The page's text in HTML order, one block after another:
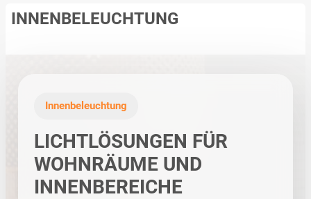
INNENBELEUCHTUNG
Innenbeleuchtung
LICHTLÖSUNGEN FÜR
WOHNRÄUME UND
INNENBEREICHE